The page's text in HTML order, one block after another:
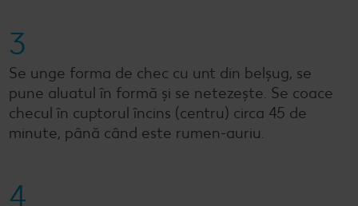
3
Se unge forma de chec cu unt din belșug, se
pune aluatul în formă și se netezește. Se coace
checul în cuptorul încins (centru) circa 45 de
minute, până când este rumen-auriu.
4